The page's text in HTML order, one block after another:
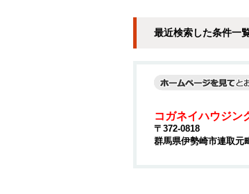
最近検索した条件一
コガネイハウジン
〒372-0818
群馬県伊勢崎市連取元